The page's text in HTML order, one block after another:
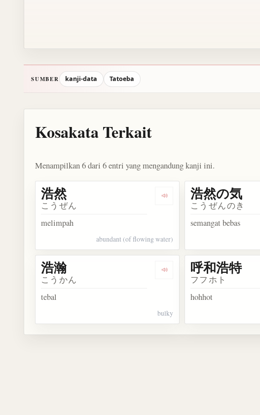
SUMBER kanji-data Tatoeba
Kosakata Terkait
Menampilkan 6 dari 6 entri yang mengandung kanji ini.
Dengarkan kosakata 浩然
浩然
こうぜん
melimpah
abundant (of flowing water)
浩然の気
こうぜんのき
semangat bebas
Dengarkan kosakata 浩瀚
浩瀚
こうかん
tebal
bulky
呼和浩特
フフホト
hohhot